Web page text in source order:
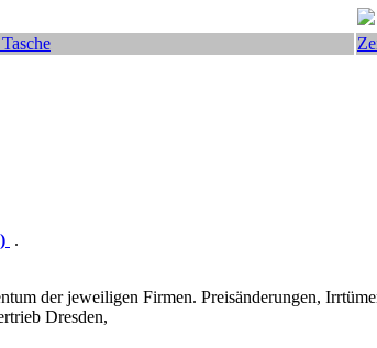
.
der jeweiligen Firmen. Preisänderungen,
Dresden,